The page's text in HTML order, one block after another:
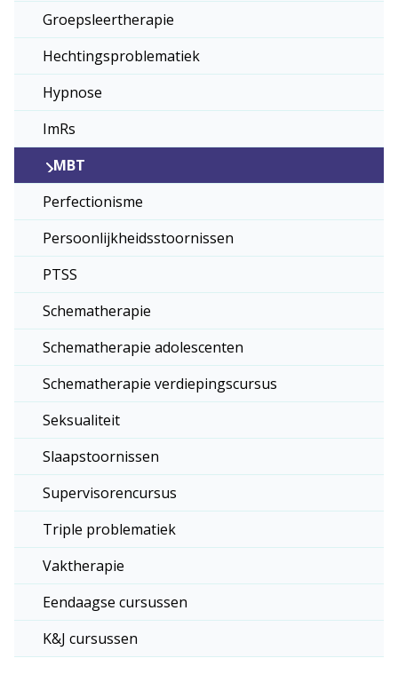
Groepsleertherapie
Hechtingsproblematiek
Hypnose
ImRs
MBT
Perfectionisme
Persoonlijkheidsstoornissen
PTSS
Schematherapie
Schematherapie adolescenten
Schematherapie verdiepingscursus
Seksualiteit
Slaapstoornissen
Supervisorencursus
Triple problematiek
Vaktherapie
Eendaagse cursussen
K&J cursussen